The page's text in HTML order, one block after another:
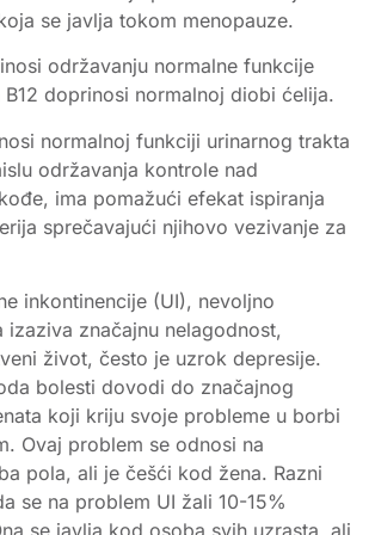
se javlja tokom menopauze.
održavanju normalne funkcije
B12 doprinosi normalnoj diobi ćelija.
normalnoj funkciji urinarnog trakta
održavanja kontrole nad
ima pomažući efekat ispiranja
sprečavajući njihovo vezivanje za
inkontinencije (UI), nevoljno
izaziva značajnu nelagodnost,
život, često je uzrok depresije.
bolesti dovodi do značajnog
koji kriju svoje probleme u borbi
Ovaj problem se odnosi na
pola, ali je češći kod žena. Razni
se na problem UI žali 10-15%